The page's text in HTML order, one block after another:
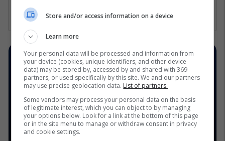
Store and/or access information on a device
Learn more
Your personal data will be processed and information from
your device (cookies, unique identifiers, and other device
data) may be stored by, accessed by and shared with 369
partners, or used specifically by this site. We and our partners
may use precise geolocation data. List of partners.
Some vendors may process your personal data on the basis
of legitimate interest, which you can object to by managing
your options below. Look for a link at the bottom of this page
or in the site menu to manage or withdraw consent in privacy
and cookie settings.